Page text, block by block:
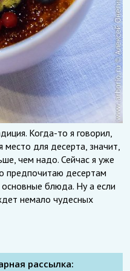
Когда-то я говорил,
место для десерта, значит,
чем надо. Сейчас я уже
предпочитаю десертам
основные блюда. Ну а если
немало чудесных
рассылка: